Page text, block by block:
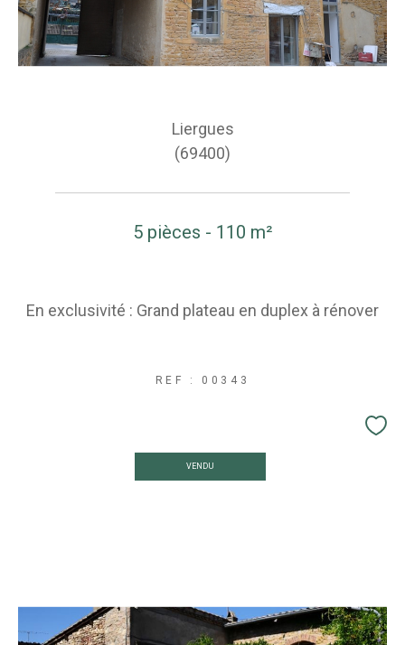
Liergues
(69400)
5 pièces - 110 m²
En exclusivité : Grand plateau en duplex à rénover
REF : 00343
VENDU